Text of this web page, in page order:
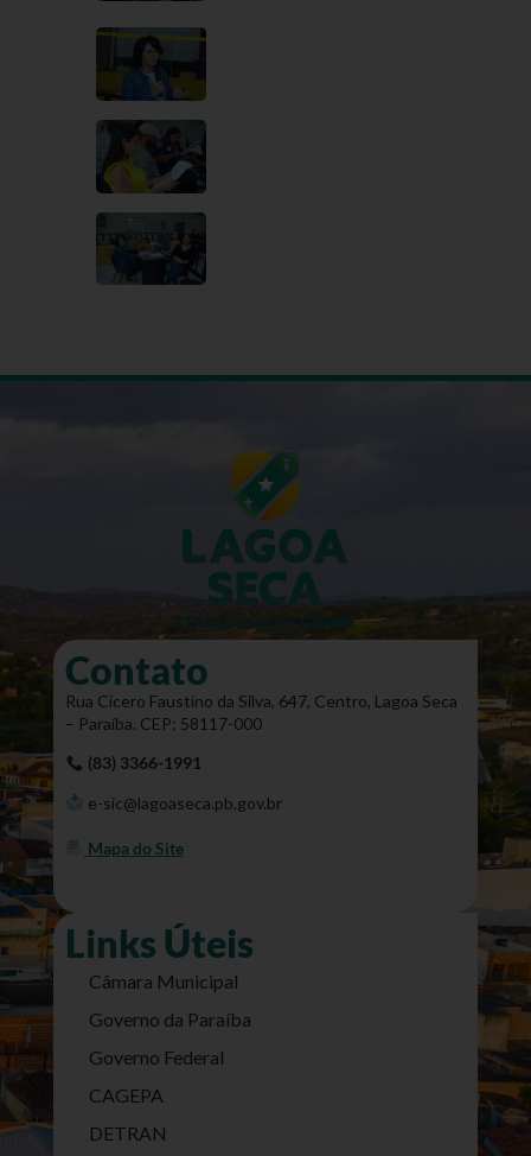
Contato
Rua Cícero Faustino da Silva, 647, Centro, Lagoa Seca
– Paraíba. CEP: 58117-000
(83) 3366-1991
e-sic@lagoaseca.pb.gov.br
Mapa do Site
Links Úteis
Câmara Municipal
Governo da Paraíba
Governo Federal
CAGEPA
DETRAN